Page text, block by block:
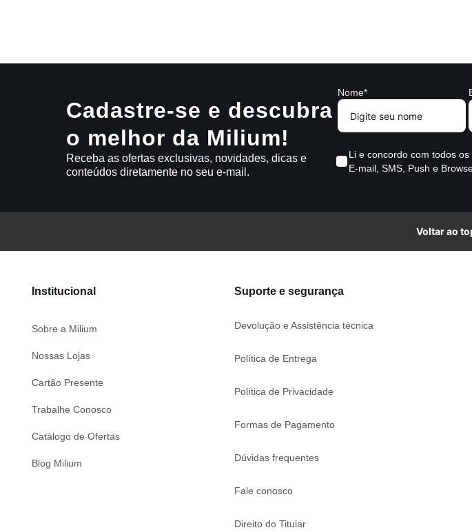
Cadastre-se e descubra
o melhor da Milium!
Receba as ofertas exclusivas, novidades, dicas e
conteúdos diretamente no seu e-mail.
Nome*
Li e concordo com todos
E-mail, SMS, Push e
Voltar ao
Institucional
Sobre a Milium
Nossas Lojas
Cartão Presente
Trabalhe Conosco
Catálogo de Ofertas
Blog Milium
Suporte e segurança
Devolução e Assistência técnica
Política de Entrega
Política de Privacidade
Formas de Pagamento
Dúvidas frequentes
Fale conosco
Direito do Titular